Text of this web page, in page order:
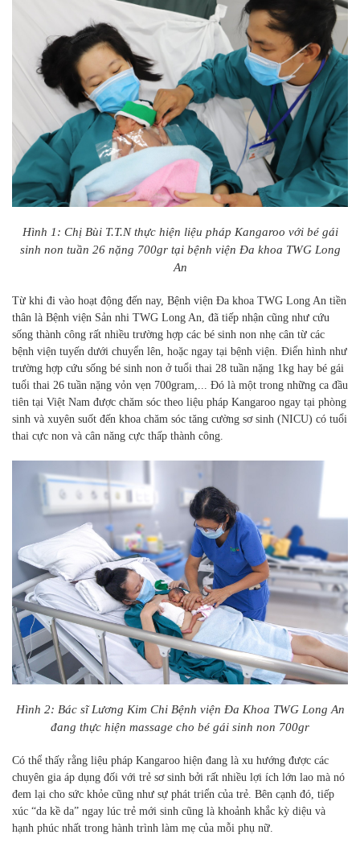
Hình 1: Chị Bùi T.T.N thực hiện liệu pháp Kangaroo với bé gái
sinh non tuần 26 nặng 700gr tại bệnh viện Đa khoa TWG Long
An
Từ khi đi vào hoạt động đến nay, Bệnh viện Đa khoa TWG Long An tiền
thân là Bệnh viện Sản nhi TWG Long An, đã tiếp nhận cũng như cứu
sống thành công rất nhiều trường hợp các bé sinh non nhẹ cân từ các
bệnh viện tuyến dưới chuyển lên, hoặc ngay tại bệnh viện. Điển hình như
trường hợp cứu sống bé sinh non ở tuổi thai 28 tuần nặng 1kg hay bé gái
tuổi thai 26 tuần nặng vỏn vẹn 700gram,... Đó là một trong những ca đầu
tiên tại Việt Nam được chăm sóc theo liệu pháp Kangaroo ngay tại phòng
sinh và xuyên suốt đến khoa chăm sóc tăng cường sơ sinh (NICU) có tuổi
thai cực non và cân năng cực thấp thành công.
Hình 2: Bác sĩ Lương Kim Chi Bệnh viện Đa Khoa TWG Long An
đang thực hiện massage cho bé gái sinh non 700gr
Có thể thấy rằng liệu pháp Kangaroo hiện đang là xu hướng được các
chuyên gia áp dụng đối với trẻ sơ sinh bởi rất nhiều lợi ích lớn lao mà nó
đem lại cho sức khỏe cũng như sự phát triển của trẻ. Bên cạnh đó, tiếp
xúc “da kề da” ngay lúc trẻ mới sinh cũng là khoảnh khắc kỳ diệu và
hạnh phúc nhất trong hành trình làm mẹ của mỗi phụ nữ.